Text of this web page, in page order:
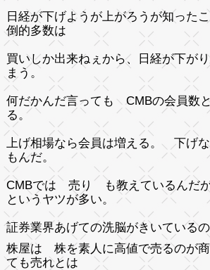
日経が下げようが上がろうが知った
倒的多数は
買いしか出来ねぇから、日経が下が
まう。
何だかんだ言っても CMBの会員数
る。
上げ相場なら会員は増える。 下げ
もんだ。
CMBでは 売り も教えているんだ
というヤツが多い。
証券業界あげての洗脳がきいているの
株屋は 株を素人に高値で売るのが
ても売れとは